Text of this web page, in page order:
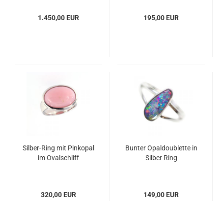
1.450,00 EUR 195,00 EUR
Silber-Ring mit Pinkopal
im Ovalschliff
320,00 EUR
Bunter Opaldoublette in
Silber Ring
149,00 EUR